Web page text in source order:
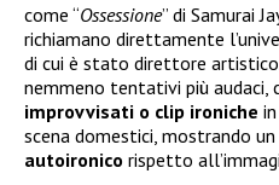
come “Ossessione” di Samurai
richiamano direttamente
di cui è stato direttore
nemmeno tentativi più audaci,
improvvisati o clip ironiche
scena domestici, mostrando un
autoironico rispetto